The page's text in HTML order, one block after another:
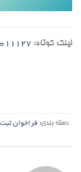
لینک کوتاه:
دسته بندی: فراخوان